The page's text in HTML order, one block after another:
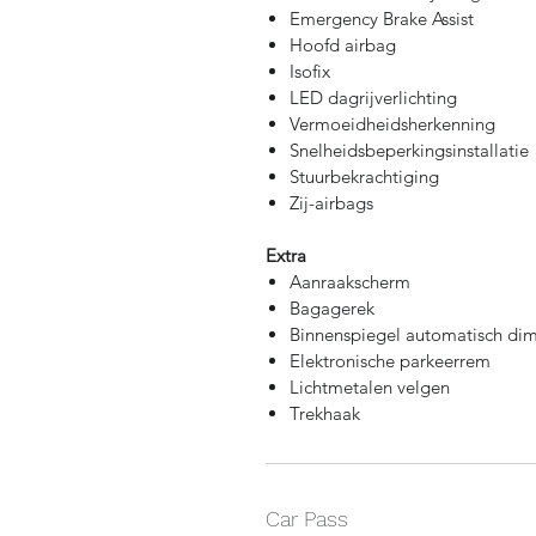
Emergency Brake Assist
Hoofd airbag
Isofix
LED dagrijverlichting
Vermoeidheidsherkenning
Snelheidsbeperkingsinstallatie
Stuurbekrachtiging
Zij-airbags
Extra
Aanraakscherm
Bagagerek
Binnenspiegel automatisch
Elektronische parkeerrem
Lichtmetalen velgen
Trekhaak
Car Pass